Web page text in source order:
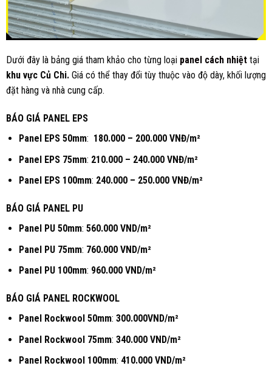
Dưới đây là bảng giá tham khảo cho từng loại panel cách nhiệt tại
khu vực Củ Chi. Giá có thể thay đổi tùy thuộc vào độ dày, khối lượng
đặt hàng và nhà cung cấp.
BÁO GIÁ PANEL EPS
Panel EPS 50mm: 180.000 – 200.000 VNĐ/m²
Panel EPS 75mm: 210.000 – 240.000 VNĐ/m²
Panel EPS 100mm: 240.000 – 250.000 VNĐ/m²
BÁO GIÁ PANEL PU
Panel PU 50mm: 560.000 VND/m²
Panel PU 75mm: 760.000 VND/m²
Panel PU 100mm: 960.000 VND/m²
BÁO GIÁ PANEL ROCKWOOL
Panel Rockwool 50mm: 300.000VND/m²
Panel Rockwool 75mm: 340.000 VND/m²
Panel Rockwool 100mm: 410.000 VND/m²